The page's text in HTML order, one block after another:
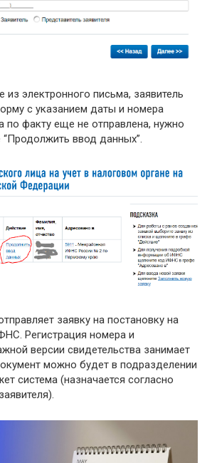
электронного письма, заявитель
с указанием даты и номера
по факту еще не отправлена, нужно
ввод данных”.
заявку на постановку на
Регистрация номера и
версии свидетельства занимает
можно будет в подразделении
система (назначается согласно